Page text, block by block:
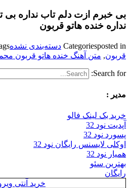
بی خبرم ازت دلم تاب نداره بی
نداره خنده هاتو قربون
Categoriesposted in دسته‌بندی نشده
قربون, متن آهنگ خنده هاتو قربون
Search for:
مدیر :
خرید بک لینک فالو
آپدیت نود 32
پسورد نود 32
اوکلی لایسنس رایگان نود 32
همیار نود 32
بهترین سئو
رایگان
خرید آنتی